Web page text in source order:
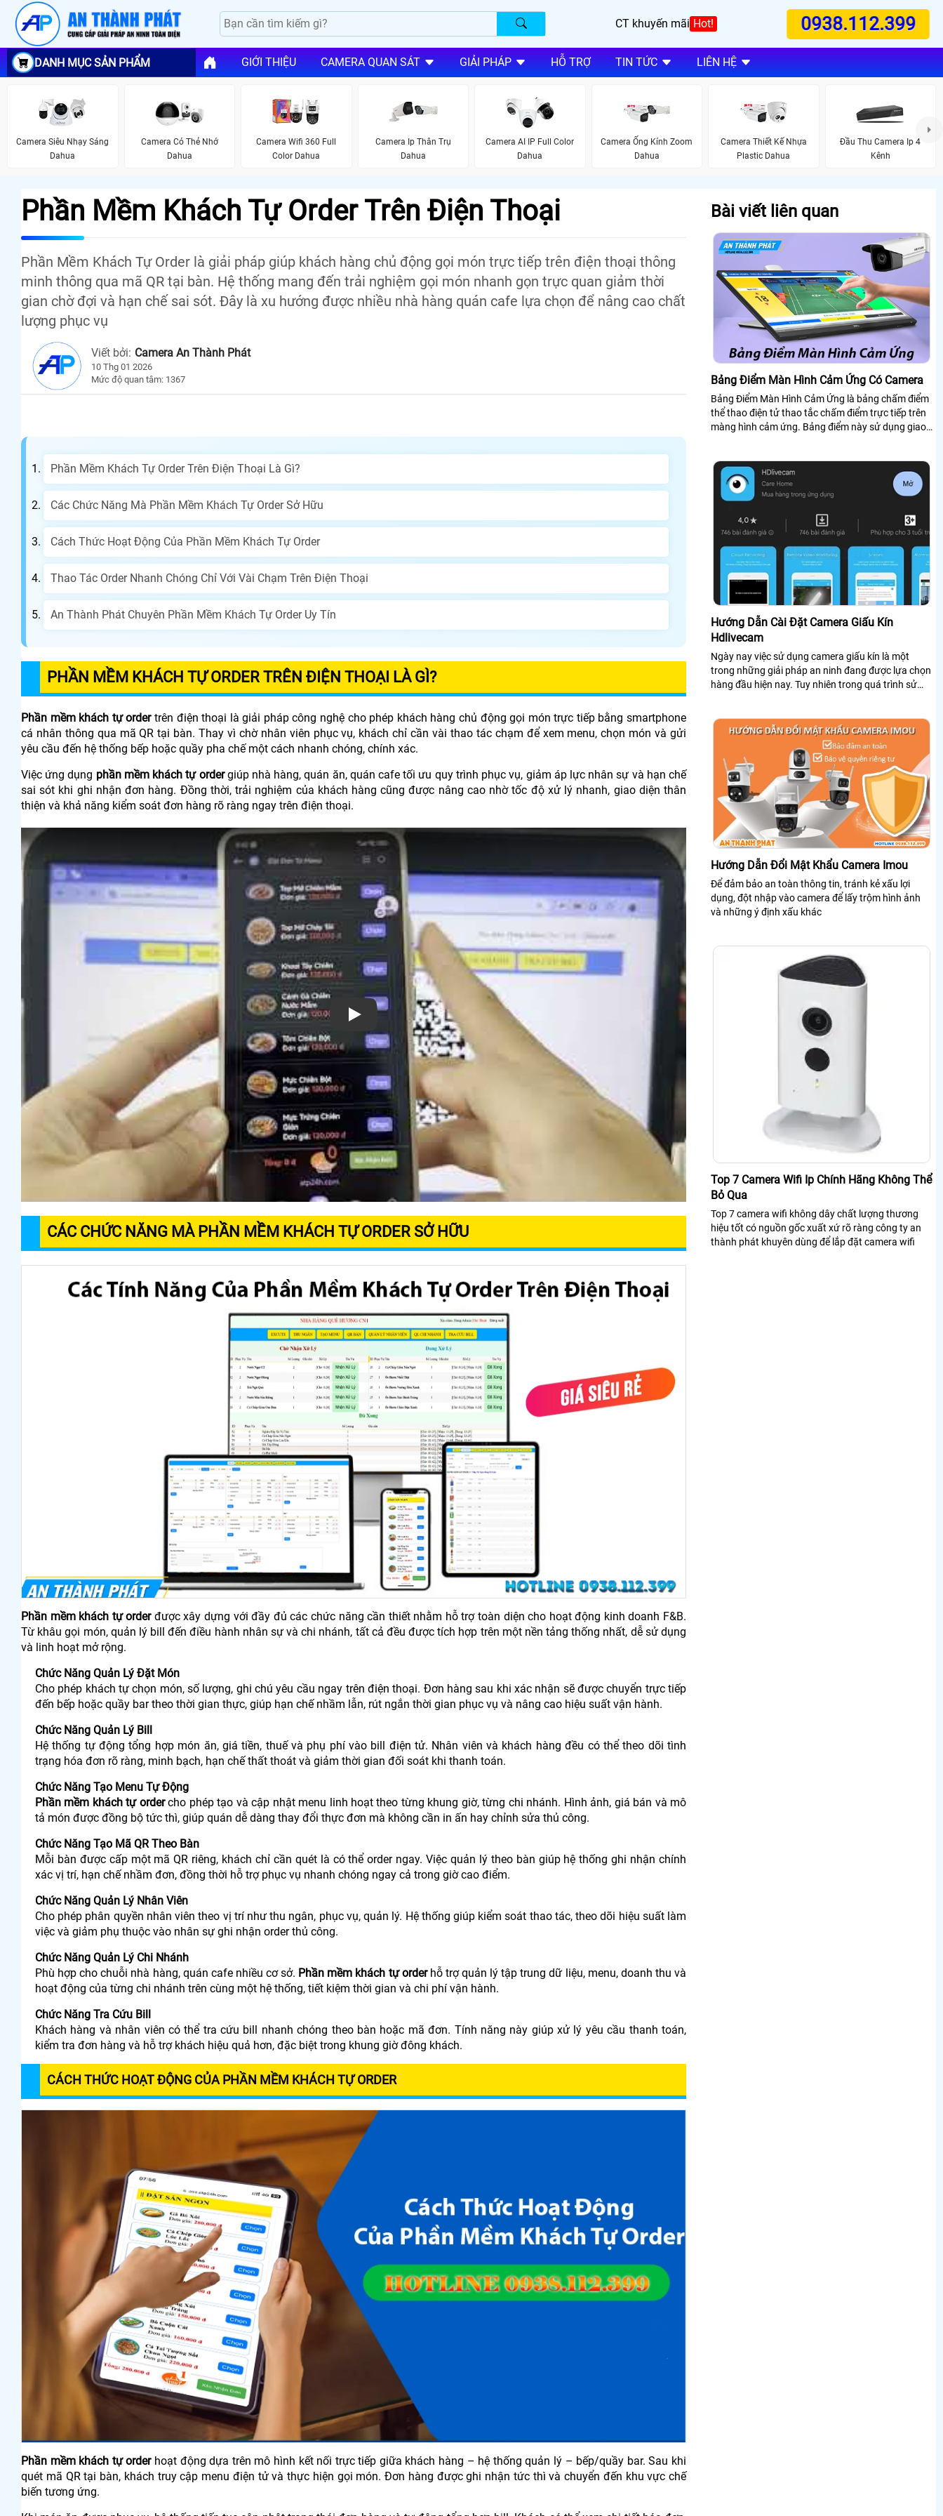
CT khuyến mãi Hot! 0938.112.399
DANH MỤC SẢN PHẨM GIỚI THIỆU CAMERA QUAN SÁT GIẢI PHÁP HỖ TRỢ TIN TỨC LIÊN HỆ
Camera Siêu Nhạy Sáng
Dahua
Camera Có Thẻ Nhớ
Dahua
Camera Wifi 360 Full
Color Dahua
Camera Ip Thân Trụ
Dahua
Camera AI IP Full Color
Dahua
Camera Ống Kính Zoom
Dahua
Camera Thiết Kế Nhựa
Plastic Dahua
Đầu Thu Camera Ip 4
Kênh
Phần Mềm Khách Tự Order Trên Điện Thoại
Phần Mềm Khách Tự Order là giải pháp giúp khách hàng chủ động gọi món trực tiếp trên điện thoại thông
minh thông qua mã QR tại bàn. Hệ thống mang đến trải nghiệm gọi món nhanh gọn trực quan giảm thời
gian chờ đợi và hạn chế sai sót. Đây là xu hướng được nhiều nhà hàng quán cafe lựa chọn để nâng cao chất
lượng phục vụ
Viết bởi: Camera An Thành Phát
10 Thg 01 2026
Mức độ quan tâm: 1367
Phần Mềm Khách Tự Order Trên Điện Thoại Là Gì?
Các Chức Năng Mà Phần Mềm Khách Tự Order Sở Hữu
Cách Thức Hoạt Động Của Phần Mềm Khách Tự Order
Thao Tác Order Nhanh Chóng Chỉ Với Vài Chạm Trên Điện Thoại
An Thành Phát Chuyên Phần Mềm Khách Tự Order Uy Tín
PHẦN MỀM KHÁCH TỰ ORDER TRÊN ĐIỆN THOẠI LÀ GÌ?
Phần mềm khách tự ordertrên điện thoại là giải pháp công nghệ cho phép khách hàng chủ động gọi món trực tiếp bằng smartphone
cá nhân thông qua mã QR tại bàn. Thay vì chờ nhân viên phục vụ, khách chỉ cần vài thao tác chạm để xem menu, chọn món và gửi
yêu cầu đến hệ thống bếp hoặc quầy pha chế một cách nhanh chóng, chính xác.
Việc ứng dụng phần mềm khách tự ordergiúp nhà hàng, quán ăn, quán cafe tối ưu quy trình phục vụ, giảm áp lực nhân sự và hạn chế
sai sót khi ghi nhận đơn hàng. Đồng thời, trải nghiệm của khách hàng cũng được nâng cao nhờ tốc độ xử lý nhanh, giao diện thân
thiện và khả năng kiểm soát đơn hàng rõ ràng ngay trên điện thoại.
Xem video
CÁC CHỨC NĂNG MÀ PHẦN MỀM KHÁCH TỰ ORDER SỞ HỮU
Phần mềm khách tự orderđược xây dựng với đầy đủ các chức năng cần thiết nhằm hỗ trợ toàn diện cho hoạt động kinh doanh F&B.
Từ khâu gọi món, quản lý bill đến điều hành nhân sự và chi nhánh, tất cả đều được tích hợp trên một nền tảng thống nhất, dễ sử dụng
và linh hoạt mở rộng.
Chức Năng Quản Lý Đặt Món
Cho phép khách tự chọn món, số lượng, ghi chú yêu cầu ngay trên điện thoại. Đơn hàng sau khi xác nhận sẽ được chuyển trực tiếp
đến bếp hoặc quầy bar theo thời gian thực, giúp hạn chế nhầm lẫn, rút ngắn thời gian phục vụ và nâng cao hiệu suất vận hành.
Chức Năng Quản Lý Bill
Hệ thống tự động tổng hợp món ăn, giá tiền, thuế và phụ phí vào bill điện tử. Nhân viên và khách hàng đều có thể theo dõi tình
trạng hóa đơn rõ ràng, minh bạch, hạn chế thất thoát và giảm thời gian đối soát khi thanh toán.
Chức Năng Tạo Menu Tự Động
Phần mềm khách tự ordercho phép tạo và cập nhật menu linh hoạt theo từng khung giờ, từng chi nhánh. Hình ảnh, giá bán và mô
tả món được đồng bộ tức thì, giúp quán dễ dàng thay đổi thực đơn mà không cần in ấn hay chỉnh sửa thủ công.
Chức Năng Tạo Mã QR Theo Bàn
Mỗi bàn được cấp một mã QR riêng, khách chỉ cần quét là có thể order ngay. Việc quản lý theo bàn giúp hệ thống ghi nhận chính
xác vị trí, hạn chế nhầm đơn, đồng thời hỗ trợ phục vụ nhanh chóng ngay cả trong giờ cao điểm.
Chức Năng Quản Lý Nhân Viên
Cho phép phân quyền nhân viên theo vị trí như thu ngân, phục vụ, quản lý. Hệ thống giúp kiểm soát thao tác, theo dõi hiệu suất làm
việc và giảm phụ thuộc vào nhân sự ghi nhận order thủ công.
Chức Năng Quản Lý Chi Nhánh
Phù hợp cho chuỗi nhà hàng, quán cafe nhiều cơ sở. Phần mềm khách tự orderhỗ trợ quản lý tập trung dữ liệu, menu, doanh thu và
hoạt động của từng chi nhánh trên cùng một hệ thống, tiết kiệm thời gian và chi phí vận hành.
Chức Năng Tra Cứu Bill
Khách hàng và nhân viên có thể tra cứu bill nhanh chóng theo bàn hoặc mã đơn. Tính năng này giúp xử lý yêu cầu thanh toán,
kiểm tra đơn hàng và hỗ trợ khách hiệu quả hơn, đặc biệt trong khung giờ đông khách.
CÁCH THỨC HOẠT ĐỘNG CỦA PHẦN MỀM KHÁCH TỰ ORDER
Phần mềm khách tự orderhoạt động dựa trên mô hình kết nối trực tiếp giữa khách hàng – hệ thống quản lý – bếp/quầy bar. Sau khi
quét mã QR tại bàn, khách truy cập menu điện tử và thực hiện gọi món. Đơn hàng được ghi nhận tức thì và chuyển đến khu vực chế
biến tương ứng.
Bài viết liên quan
Bảng Điểm Màn Hình Cảm Ứng Có Camera
Bảng Điểm Màn Hình Cảm Ứng là bảng chấm điểm
thể thao điện tử thao tắc chấm điểm trực tiếp trên
màng hình cảm ứng. Bảng điểm này sử dụng giao
Hướng Dẫn Cài Đặt Camera Giấu Kín
Hdlivecam
Ngày nay việc sử dụng camera giấu kín là một
trong những giải pháp an ninh đang được lựa chọn
hàng đầu hiện nay. Tuy nhiên trong quá trình sử
HDlivecam
Hướng Dẫn Đổi Mật Khẩu Camera Imou
Để đảm bảo an toàn thông tin, tránh kẻ xấu lợi
dụng, đột nhập vào camera để lấy trộm hình ảnh
và những ý định xấu khác
Top 7 Camera Wifi Ip Chính Hãng Không Thể
Bỏ Qua
Top 7 camera wifi không dây chất lượng thương
hiệu tốt có nguồn gốc xuất xứ rõ ràng công ty an
thành phát khuyên dùng để lắp đặt camera wifi